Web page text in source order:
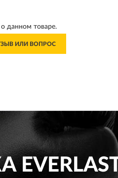
данном товаре.
ИЛИ ВОПРОС